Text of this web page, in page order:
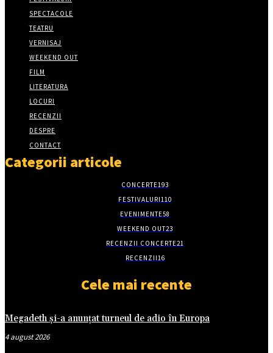
SPECTACOLE
TEATRU
VERNISAJ
WEEKEND OUT
FILM
LITERATURA
LOCURI
RECENZII
DESPRE
CONTACT
Categorii articole
CONCERTE193
FESTIVALURI110
EVENIMENTE58
WEEKEND OUT23
RECENZII CONCERTE21
RECENZII16
Cele mai recente
Megadeth și-a anunțat turneul de adio în Europa
4 august 2026